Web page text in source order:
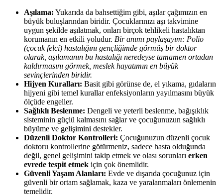
Aşılama: Yukarıda da bahsettiğim gibi, aşılar çağımızın en
büyük buluşlarından biridir. Çocuklarınızı aşı takvimine
uygun şekilde aşılatmak, onları birçok tehlikeli hastalıktan
korumanın en etkili yoludur. Bir anımı paylaşayım: Polio
(çocuk felci) hastalığını gençliğimde görmüş bir doktor
olarak, aşılamanın bu hastalığı neredeyse tamamen ortadan
kaldırmasını görmek, meslek hayatımın en büyük
sevinçlerinden biridir.
Hijyen Kuralları: Basit gibi görünse de, el yıkama, gıdaların
hijyeni gibi temel kurallar enfeksiyonların yayılmasını büyük
ölçüde engeller.
Sağlıklı Beslenme: Dengeli ve yeterli beslenme, bağışıklık
sisteminin güçlü kalmasını sağlar ve çocuğunuzun sağlıklı
büyüme ve gelişimini destekler.
Düzenli Doktor Kontrolleri: Çocuğunuzun düzenli çocuk
doktoru kontrollerine götürmeniz, sadece hasta olduğunda
değil, genel gelişimini takip etmek ve olası sorunları erken
evrede tespit etmek için çok önemlidir.
Güvenli Yaşam Alanları: Evde ve dışarıda çocuğunuz için
güvenli bir ortam sağlamak, kaza ve yaralanmaları önlemenin
temelidir.